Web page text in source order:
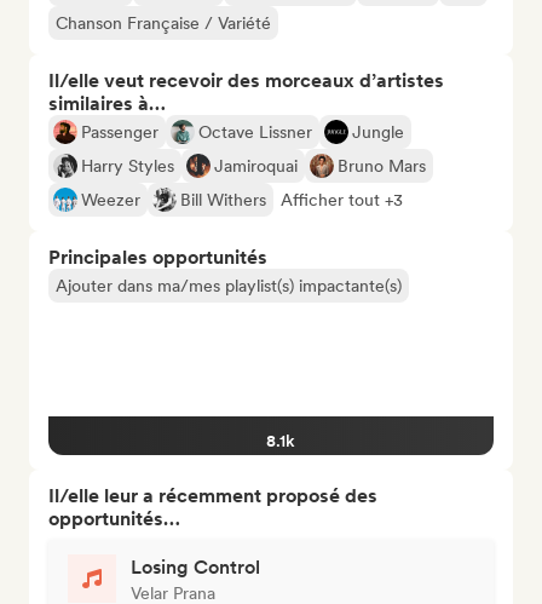
Chanson Française / Variété
Il/elle veut recevoir des morceaux d’artistes
similaires à…
Passenger Octave Lissner
Jungle
Harry Styles
Jamiroquai
Bruno Mars
Weezer
Bill Withers Afficher tout +3
Principales opportunités
Ajouter dans ma/mes playlist(s) impactante(s)
8.1k
Il/elle leur a récemment proposé des
opportunités…
Losing Control
Velar Prana